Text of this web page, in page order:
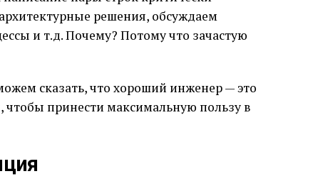
решения, обсуждаем
и т.д. Почему? Потому что зачастую
сказать, что хороший инженер — это
чтобы принести максимальную пользу в